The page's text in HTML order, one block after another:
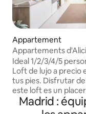
Appartement
Appartements
Lux...
Ideal 1/2/3/4/5
Loft de lujo a precio
tus pies. Disfrutar de la luz y las vistas de
este loft es un
Relajarse en él es
entre detalles y la
Madrid :